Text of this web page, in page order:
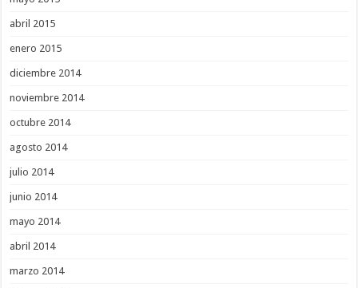
abril 2015
enero 2015
diciembre 2014
noviembre 2014
octubre 2014
agosto 2014
julio 2014
junio 2014
mayo 2014
abril 2014
marzo 2014